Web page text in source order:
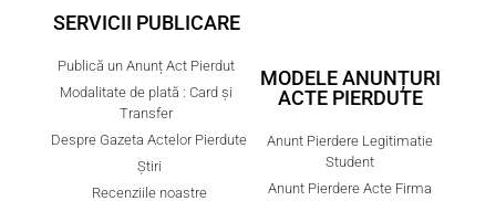
SERVICII PUBLICARE
Publică un Anunț Act Pierdut
Modalitate de plată : Card și
Transfer
Despre Gazeta Actelor Pierdute
Știri
Recenziile noastre
MODELE ANUNȚURI
ACTE PIERDUTE
Anunt Pierdere Legitimatie
Student
Anunt Pierdere Acte Firma